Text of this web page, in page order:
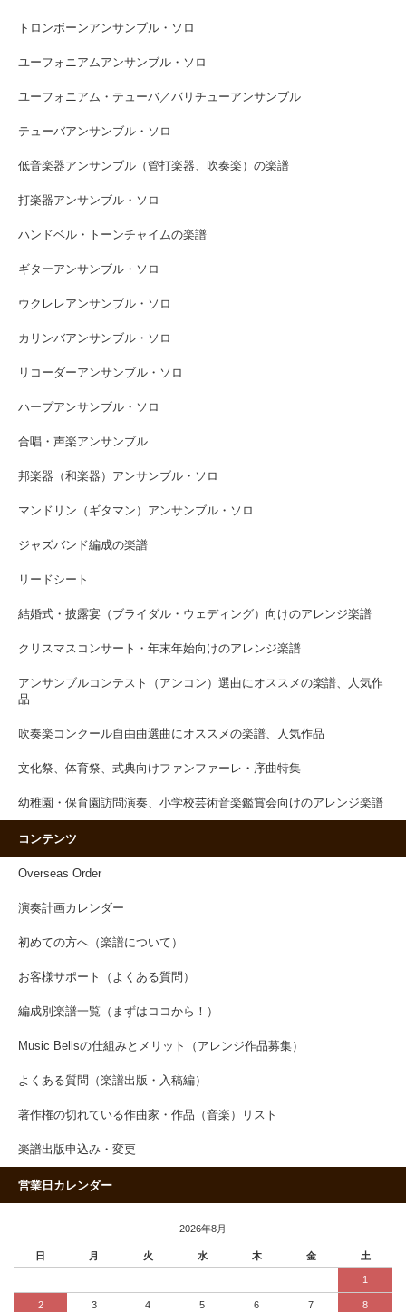
トロンボーンアンサンブル・ソロ
ユーフォニアムアンサンブル・ソロ
ユーフォニアム・テューバ／バリチューアンサンブル
テューバアンサンブル・ソロ
低音楽器アンサンブル（管打楽器、吹奏楽）の楽譜
打楽器アンサンブル・ソロ
ハンドベル・トーンチャイムの楽譜
ギターアンサンブル・ソロ
ウクレレアンサンブル・ソロ
カリンバアンサンブル・ソロ
リコーダーアンサンブル・ソロ
ハープアンサンブル・ソロ
合唱・声楽アンサンブル
邦楽器（和楽器）アンサンブル・ソロ
マンドリン（ギタマン）アンサンブル・ソロ
ジャズバンド編成の楽譜
リードシート
結婚式・披露宴（ブライダル・ウェディング）向けのアレンジ楽譜
クリスマスコンサート・年末年始向けのアレンジ楽譜
アンサンブルコンテスト（アンコン）選曲にオススメの楽譜、人気作
品
吹奏楽コンクール自由曲選曲にオススメの楽譜、人気作品
文化祭、体育祭、式典向けファンファーレ・序曲特集
幼稚園・保育園訪問演奏、小学校芸術音楽鑑賞会向けのアレンジ楽譜
コンテンツ
Overseas Order
演奏計画カレンダー
初めての方へ（楽譜について）
お客様サポート（よくある質問）
編成別楽譜一覧（まずはココから！）
Music Bellsの仕組みとメリット（アレンジ作品募集）
よくある質問（楽譜出版・入稿編）
著作権の切れている作曲家・作品（音楽）リスト
楽譜出版申込み・変更
営業日カレンダー
2026年8月
日 月 火 水 木 金 土
1
2 3 4 5 6 7 8